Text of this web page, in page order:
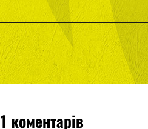
1 коментарів